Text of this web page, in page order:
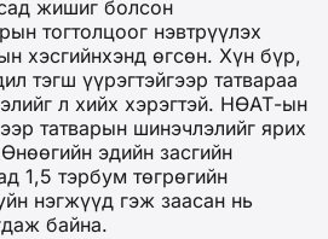
жишиг болсон
тогтолцоог нэвтрүүлэх
хэсгийнхэнд өгсөн. Хүн бүр,
тэгш үүрэгтэйгээр татвараа
л хийх хэрэгтэй. НӨАТ-ын
татварын шинэчлэлийг ярих
эдийн засгийн
1,5 тэрбум төгрөгийн
нэгжүүд гэж заасан нь
байна.